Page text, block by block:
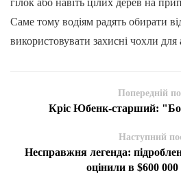
гілок або навіть цілих дерев на
Саме тому водіям радять обирати
використовувати захисні чохли для
Попередній
Кріс Юбенк-старший:
Наступний
Несправжня легенда:
оцінили в $600